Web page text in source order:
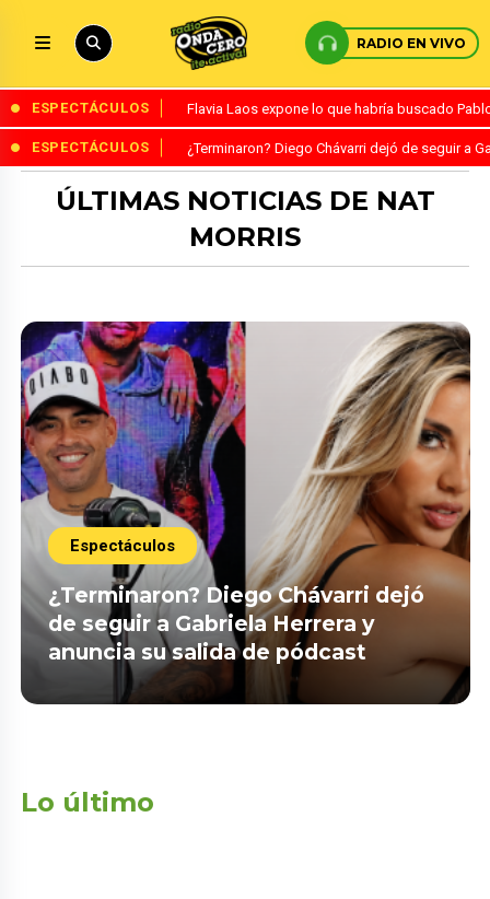
RADIO EN VIVO
ESPECTÁCULOS Flavia Laos expone lo que habría buscado
ESPECTÁCULOS ¿Terminaron? Diego Chávarri dejó de seguir a
ÚLTIMAS NOTICIAS DE NAT
MORRIS
Espectáculos
¿Terminaron? Diego Chávarri dejó
de seguir a Gabriela Herrera y
anuncia su salida de pódcast
Lo último